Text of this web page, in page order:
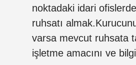
noktadaki idari
ruhsatı
varsa mevcut ruhsata
işletme amacını ve